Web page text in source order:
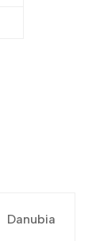
Danubia